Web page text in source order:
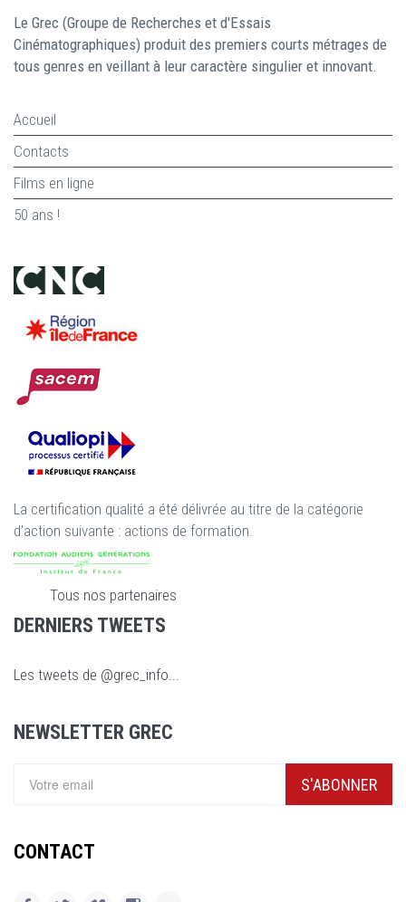
Le Grec (Groupe de Recherches et d'Essais
Cinématographiques) produit des premiers courts métrages de
tous genres en veillant à leur caractère singulier et innovant.
Accueil
Contacts
Films en ligne
50 ans !
La certification qualité a été délivrée au titre de la catégorie
d'action suivante : actions de formation.
Tous nos partenaires
DERNIERS TWEETS
Les tweets de @grec_info...
NEWSLETTER GREC
S'ABONNER
CONTACT